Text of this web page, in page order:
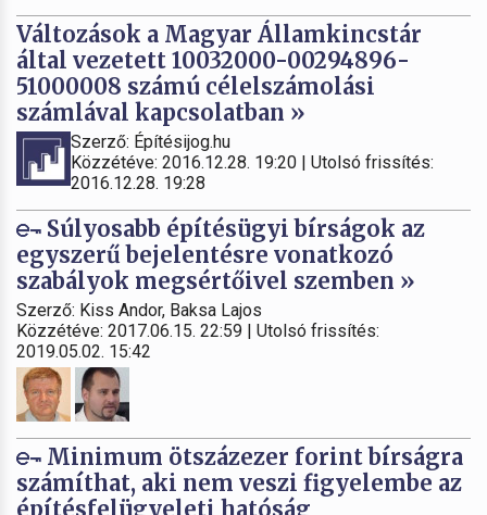
Változások a Magyar Államkincstár
által vezetett 10032000-00294896-
51000008 számú célelszámolási
számlával kapcsolatban »
Szerző: Építésijog.hu
Közzétéve: 2016.12.28. 19:20 | Utolsó frissítés:
2016.12.28. 19:28
Súlyosabb építésügyi bírságok az
egyszerű bejelentésre vonatkozó
szabályok megsértőivel szemben »
Szerző: Kiss Andor, Baksa Lajos
Közzétéve: 2017.06.15. 22:59 | Utolsó frissítés:
2019.05.02. 15:42
Minimum ötszázezer forint bírságra
számíthat, aki nem veszi figyelembe az
építésfelügyeleti hatóság